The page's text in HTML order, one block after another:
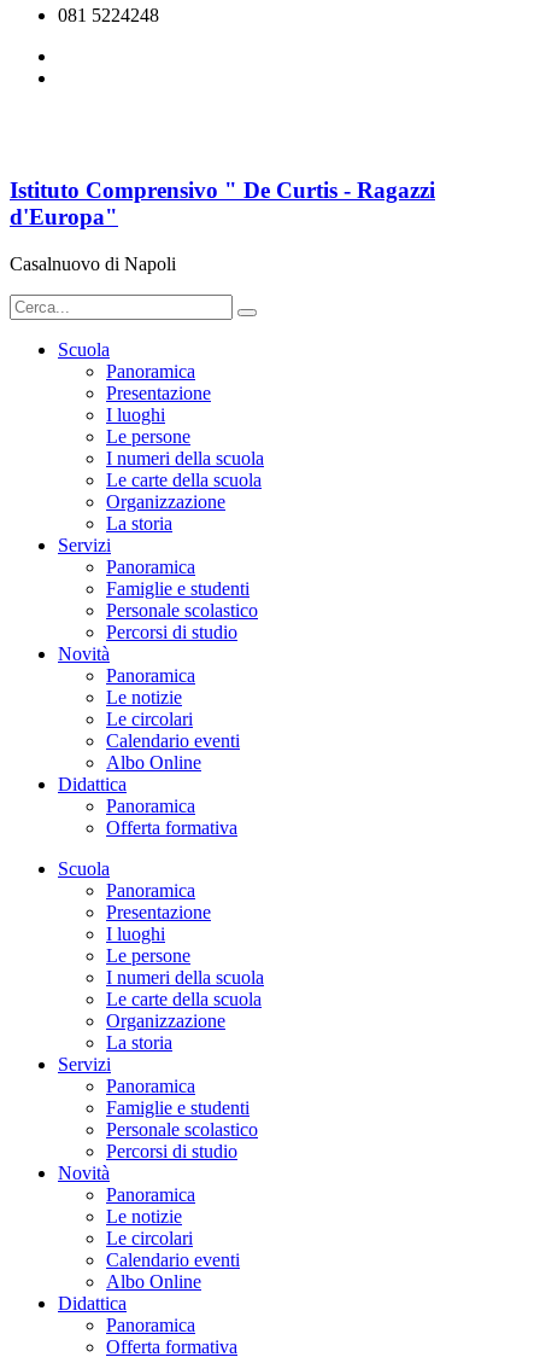
081 5224248
Istituto Comprensivo " De Curtis - Ragazzi
d'Europa"
Casalnuovo di Napoli
Scuola
Panoramica
Presentazione
I luoghi
Le persone
I numeri della scuola
Le carte della scuola
Organizzazione
La storia
Servizi
Panoramica
Famiglie e studenti
Personale scolastico
Percorsi di studio
Novità
Panoramica
Le notizie
Le circolari
Calendario eventi
Albo Online
Didattica
Panoramica
Offerta formativa
Scuola
Panoramica
Presentazione
I luoghi
Le persone
I numeri della scuola
Le carte della scuola
Organizzazione
La storia
Servizi
Panoramica
Famiglie e studenti
Personale scolastico
Percorsi di studio
Novità
Panoramica
Le notizie
Le circolari
Calendario eventi
Albo Online
Didattica
Panoramica
Offerta formativa